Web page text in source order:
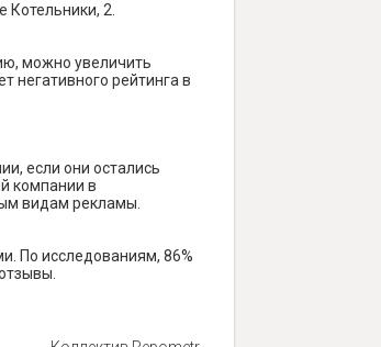
2.
можно увеличить
негативного рейтинга в
если они остались
компании в
видам рекламы.
По исследованиям, 86%